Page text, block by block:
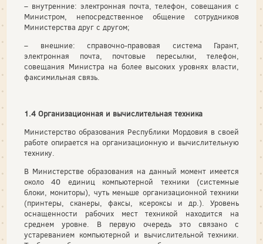
– внутренние: электронная почта, телефон, совещания с
Министром, непосредственное общение сотрудников
Министерства друг с другом;
– внешние: справочно-правовая система Гарант,
электронная почта, почтовые пересылки, телефон,
совещания Министра на более высоких уровнях власти,
факсимильная связь.
1.4 Организационная и вычислительная техника
Министерство образования Республики Мордовия в своей
работе опирается на организационную и вычислительную
технику.
В Министерстве образования на данный момент имеется
около 40 единиц компьютерной техники (системные
блоки, мониторы), чуть меньше организационной техники
(принтеры, сканеры, факсы, ксероксы и др.). Уровень
оснащенности рабочих мест техникой находится на
среднем уровне. В первую очередь это связано с
устареванием компьютерной и вычислительной техники.